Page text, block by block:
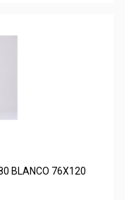
BLANCO 76X120